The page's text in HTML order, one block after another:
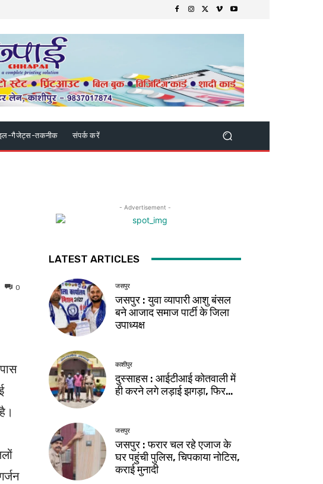
गैजेट्स-तकनीक संपर्क करें
0
- Advertisement -
LATEST ARTICLES
जसपुर
जसपुर : युवा व्यापारी आशु बंसल
बने आजाद समाज पार्टी के जिला
उपाध्यक्ष
काशीपुर
दुस्साहस : आईटीआई कोतवाली में
ही करने लगे लड़ाई झगड़ा, फिर…
जसपुर
जसपुर : फरार चल रहे एजाज के
घर पहुंची पुलिस, चिपकाया नोटिस,
कराई मुनादी